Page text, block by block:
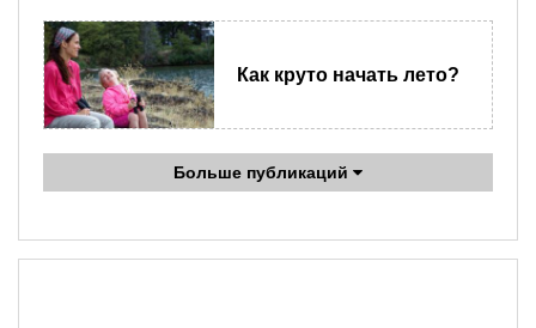
Как круто начать лето?
Больше публикаций